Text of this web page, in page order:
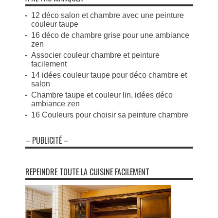
12 déco salon et chambre avec une peinture
couleur taupe
16 déco de chambre grise pour une ambiance
zen
Associer couleur chambre et peinture
facilement
14 idées couleur taupe pour déco chambre et
salon
Chambre taupe et couleur lin, idées déco
ambiance zen
16 Couleurs pour choisir sa peinture chambre
– PUBLICITÉ –
REPEINDRE TOUTE LA CUISINE FACILEMENT